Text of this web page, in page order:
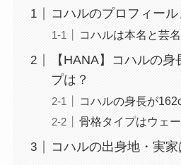
コハルのプロフィー
コハルは本名と芸
【HANA】コハルの
プは？
コハルの身長が
骨格タイプはウェ
コハルの出身地・実家